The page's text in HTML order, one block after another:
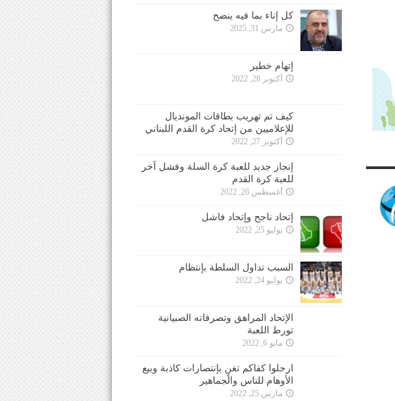
كل إناء بما فيه ينضح
مارس 31, 2025
إتهام خطير
أكتوبر 28, 2022
كيف تم تهريب بطاقات المونديال
للإعلاميين من إتحاد كرة القدم اللبناني
أكتوبر 27, 2022
إنجاز جديد للعبة كرة السلة وفشل آخر
للعبة كرة القدم
أغسطس 26, 2022
إتحاد ناجح وإتحاد فاشل
يوليو 25, 2022
السبب تداول السلطة بإنتظام
يوليو 24, 2022
الإتحاد المراهق وتصرفاته الصبيانية
تورط اللعبة
مايو 6, 2022
ارحلوا كفاكم تغنٍ بإنتصارات كاذبة وبيع
الأوهام للناس والجماهير
مارس 25, 2022